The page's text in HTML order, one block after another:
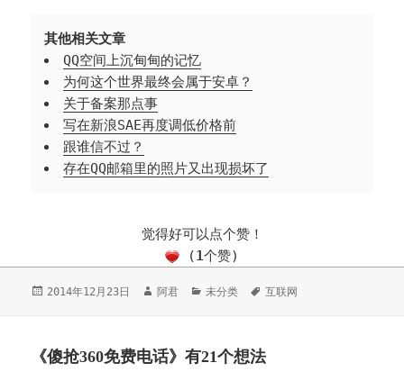
其他相关文章
QQ空间上沉甸甸的记忆
为何这个世界最终会属于安卓？
关于备案那点事
写在新浪SAE再度调低价格前
跟谁信不过？
存在QQ邮箱里的照片又出现损坏了
觉得好可以点个赞！
(1个赞)
发
2014年12月23日
作
阿君
分
未分类
标
互联网
《傻抢360免费电话》有21个想法